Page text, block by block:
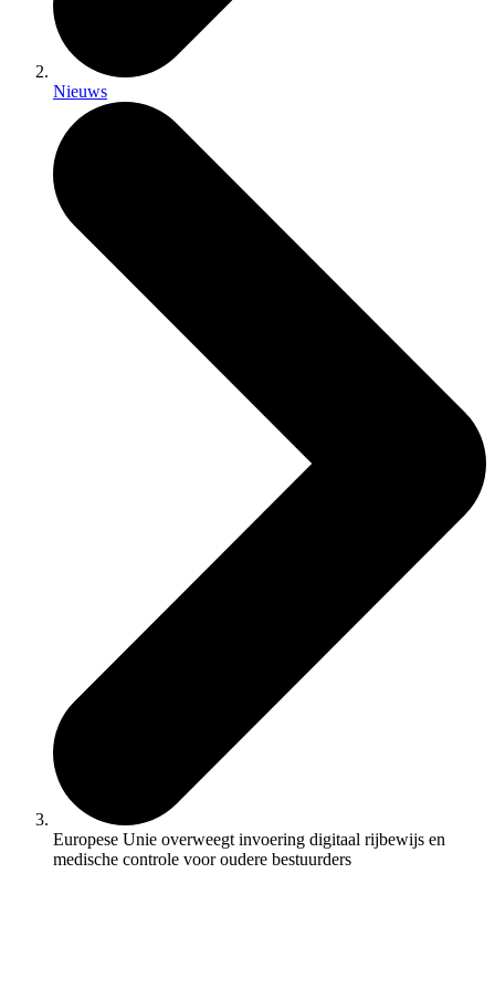
Nieuws
Europese Unie overweegt invoering digitaal rijbewijs en
medische controle voor oudere bestuurders